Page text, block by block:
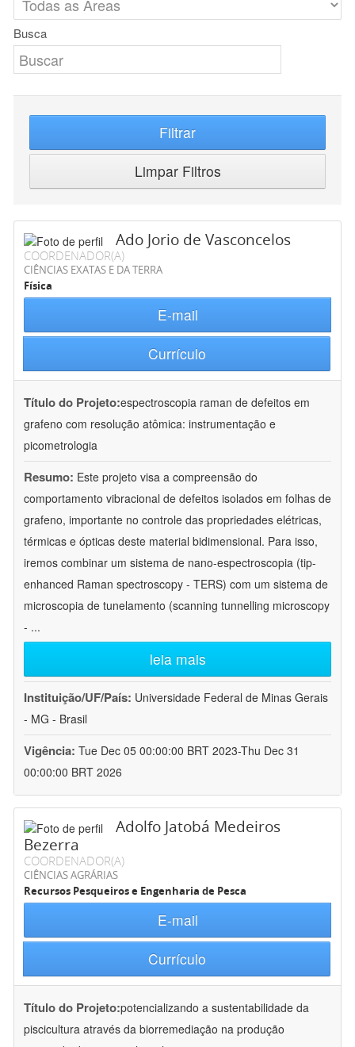
Busca
Filtrar
Limpar Filtros
Ado Jorio de Vasconcelos
COORDENADOR(A)
CIÊNCIAS EXATAS E DA TERRA
Física
E-mail
Currículo
Título do Projeto:espectroscopia raman de defeitos em
grafeno com resolução atômica: instrumentação e
picometrologia
Resumo: Este projeto visa a compreensão do
comportamento vibracional de defeitos isolados em folhas de
grafeno, importante no controle das propriedades elétricas,
térmicas e ópticas deste material bidimensional. Para isso,
iremos combinar um sistema de nano-espectroscopia (tip-
enhanced Raman spectroscopy - TERS) com um sistema de
microscopia de tunelamento (scanning tunnelling microscopy
- ...
leia mais
Instituição/UF/País: Universidade Federal de Minas Gerais
- MG - Brasil
Vigência: Tue Dec 05 00:00:00 BRT 2023-Thu Dec 31
00:00:00 BRT 2026
Adolfo Jatobá Medeiros
Bezerra
COORDENADOR(A)
CIÊNCIAS AGRÁRIAS
Recursos Pesqueiros e Engenharia de Pesca
E-mail
Currículo
Título do Projeto:potencializando a sustentabilidade da
piscicultura através da biorremediação na produção